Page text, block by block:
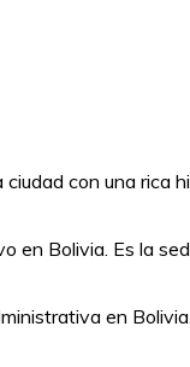
con una rica
Bolivia. Es la
en